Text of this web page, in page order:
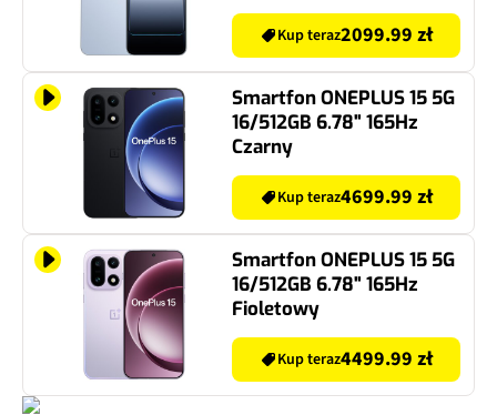
Kup teraz2099.99 zł
Smartfon ONEPLUS 15 5G
16/512GB 6.78" 165Hz
Czarny
Kup teraz4699.99 zł
Smartfon ONEPLUS 15 5G
16/512GB 6.78" 165Hz
Fioletowy
Kup teraz4499.99 zł